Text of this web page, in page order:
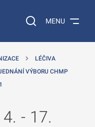
Vyhledávání na
MENU
LÉČIVA
VÝBORU CHMP
- 17.